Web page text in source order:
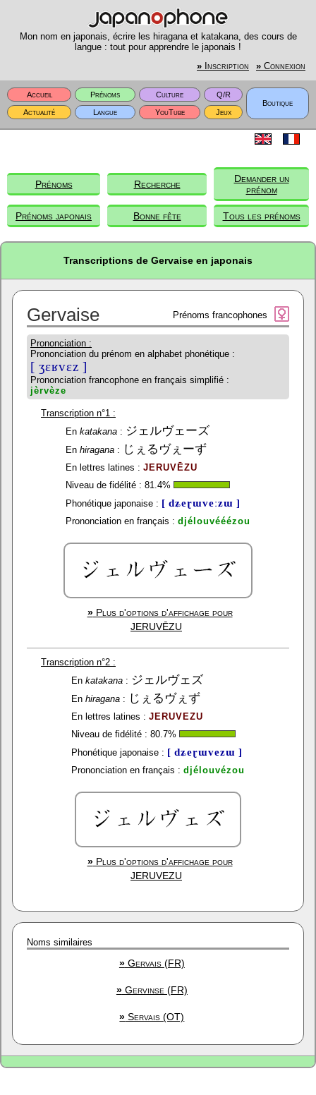
Mon nom en japonais, écrire les hiragana et katakana, des cours de
langue : tout pour apprendre le japonais !
» Inscription » Connexion
Accueil Prénoms Culture
Q/R
Boutique
Actualité
Langue YouTube Jeux
Prénoms Recherche
Demander un
prénom
Prénoms japonais Bonne fête Tous les prénoms
Transcriptions de Gervaise en japonais
Gervaise Prénoms francophones
Prononciation :
Prononciation du prénom en alphabet phonétique :
[ ʒɛʁvɛz ]
Prononciation francophone en français simplifié :
jèrvèze
Transcription n°1 :
En katakana : ジェルヴェーズ
En hiragana : じぇるヴぇーず
En lettres latines : JERUVĒZU
Niveau de fidélité : 81.4%
Phonétique japonaise : [ dʑeɽɯveːzɯ ]
Prononciation en français : djélouvééézou
»Plus d'options d'affichage pour
JERUVĒZU
Transcription n°2 :
En katakana : ジェルヴェズ
En hiragana : じぇるヴぇず
En lettres latines : JERUVEZU
Niveau de fidélité : 80.7%
Phonétique japonaise : [ dʑeɽɯvezɯ ]
Prononciation en français : djélouvézou
»Plus d'options d'affichage pour
JERUVEZU
Noms similaires
»Gervais (FR)
»Gervinse (FR)
» Servais (OT)